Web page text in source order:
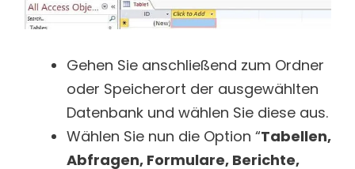
Gehen Sie anschließend zum Ordner
oder Speicherort der ausgewählten
Datenbank und wählen Sie diese aus.
Wählen Sie nun die Option “Tabellen,
Abfragen, Formulare, Berichte,